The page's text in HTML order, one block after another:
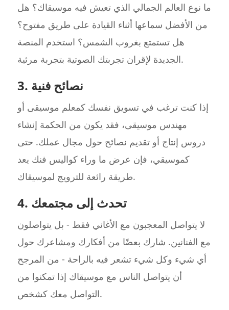
ما نوع العالم الجمالي الذي تعيش فيه موسيقاك؟ هل
من الأفضل سماعها أثناء القيادة على طريق مفتوح؟
هل تستمتع بغروب الشمس؟ استخدم المنصة
الجديدة لإقران تجربتك الصوتية بتجربة مرئية.
3. نصائح فنية
إذا كنت ترغب في تسويق نفسك كمعلم موسيقى أو
مهندس موسيقى، فقد يكون من الحكمة إنشاء
دروس إنتاج أو تقديم نصائح حول مجال عملك. حتى
كموسيقي، فإن عرض ما وراء كواليس فنك يعد
طريقة رائعة للترويج لموسيقاك.
4. تحدث إلى مجتمعك
لا يتواصل المعجبون مع الأغاني فقط - بل يتواصلون
مع الفنانين. شارك بعضًا من أفكارك ومشاعرك حول
أي شيء وكل شيء تشعر فيه بالراحة - من المرجح
أن يتواصل الناس مع موسيقاك إذا تمكنوا من
التواصل معك كشخص.